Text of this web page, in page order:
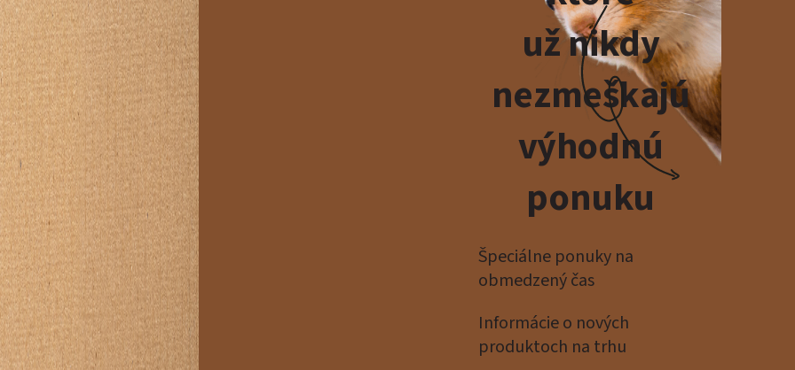
už nikdy
nezmeškajú
výhodnú
ponuku
Špeciálne ponuky na
obmedzený čas
Informácie o nových
produktoch na trhu